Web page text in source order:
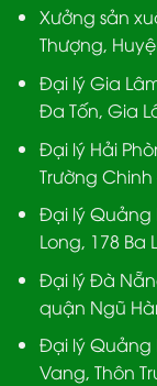
Xưởng sản
Thượng,
Đại lý Gia
Đa Tốn, Gia
Đại lý Hải
Trường
Đại lý Quảng
Long, 178 Ba
Đại lý Đà
quận Ngũ
Đại lý Quảng
Vang, Thôn